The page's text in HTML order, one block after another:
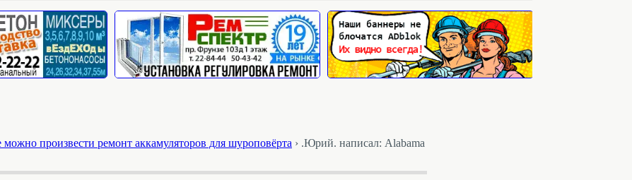
можно произвести ремонт аккамуляторов для шуроповёрта › .Юрий. написал: Alabama